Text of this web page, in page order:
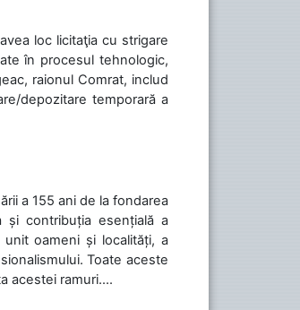
loc licitaţia cu strigare
în procesul tehnologic,
raionul Comrat, includ
depozitare temporară a
a 155 ani de la fondarea
și contribuția esențială a
oameni și localități, a
Toate aceste
acestei ramuri....